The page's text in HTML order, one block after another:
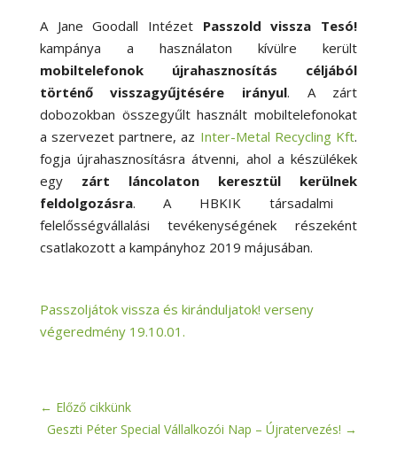
A Jane Goodall Intézet Passzold vissza Tesó!
kampánya a használaton kívülre került
mobiltelefonok újrahasznosítás céljából
történő visszagyűjtésére irányul. A zárt
dobozokban összegyűlt használt mobiltelefonokat
a szervezet partnere, az Inter-Metal Recycling Kft.
fogja újrahasznosításra átvenni, ahol a készülékek
egy zárt láncolaton keresztül kerülnek
feldolgozásra. A HBKIK társadalmi
felelősségvállalási tevékenységének részeként
csatlakozott a kampányhoz 2019 májusában.
Passzoljátok vissza és kiránduljatok! verseny
végeredmény 19.10.01.
← Előző cikkünk
Geszti Péter Special Vállalkozói Nap – Újratervezés! →